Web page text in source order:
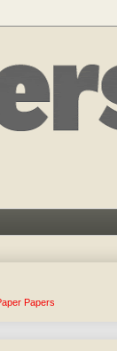
Papers